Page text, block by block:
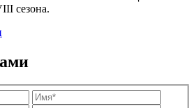
сезона.